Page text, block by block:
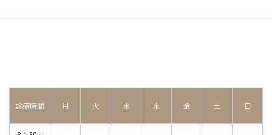
診療時間 月 火 水 木 金 土 日